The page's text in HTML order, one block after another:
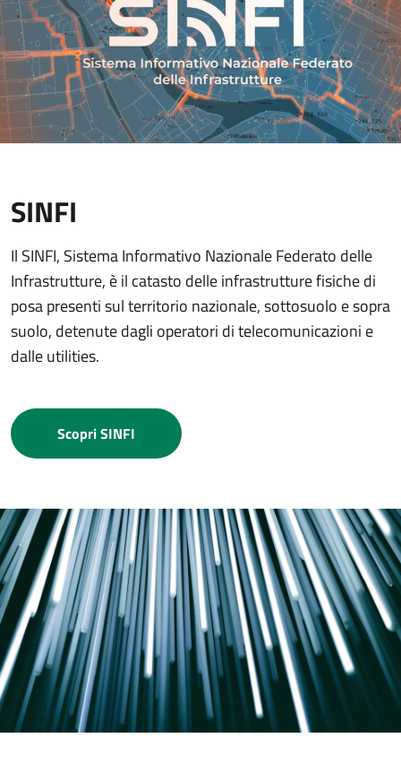
SINFI
Il SINFI, Sistema Informativo Nazionale Federato delle
Infrastrutture, è il catasto delle infrastrutture fisiche di
posa presenti sul territorio nazionale, sottosuolo e sopra
suolo, detenute dagli operatori di telecomunicazioni e
dalle utilities.
Scopri SINFI